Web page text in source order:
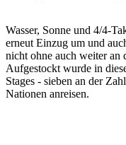
Wasser, Sonne und 4/4-
erneut Einzug um und
nicht ohne auch weiter an
Aufgestockt wurde in
Stages - sieben an der
Nationen anreisen.